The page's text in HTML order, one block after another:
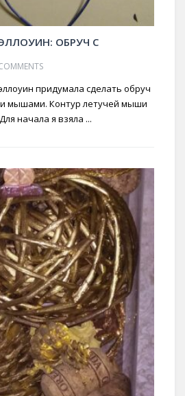
ОБРУЧ С
придумала сделать обруч
мышами. Контур летучей мыши
начала я взяла ...